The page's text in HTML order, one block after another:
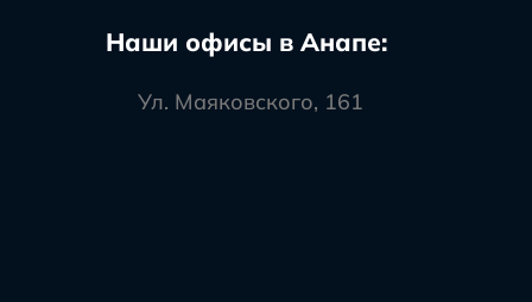
Наши офисы в Анапе:
Ул. Маяковского, 161